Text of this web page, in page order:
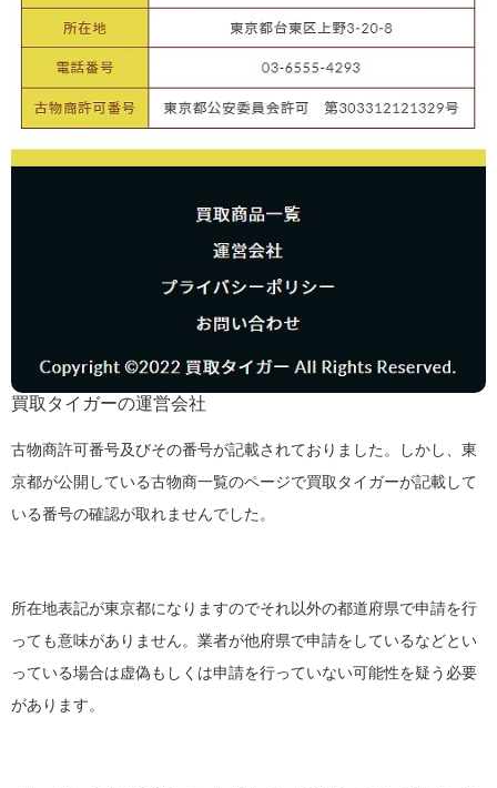
買取タイガーの運営会社
古物商許可番号及びその番号が記載されておりました。しかし、東
京都が公開している古物商一覧のページで買取タイガーが記載して
いる番号の確認が取れませんでした。
所在地表記が東京都になりますのでそれ以外の都道府県で申請を行
っても意味がありません。業者が他府県で申請をしているなどとい
っている場合は虚偽もしくは申請を行っていない可能性を疑う必要
があります。